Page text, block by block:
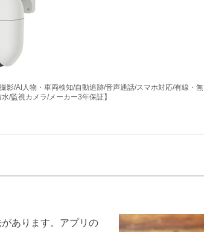
影/AI人物・車両検知/自動追跡/音声通話/スマホ対応/有線・無
/監視カメラ/メーカー3年保証】
あります。アプリの